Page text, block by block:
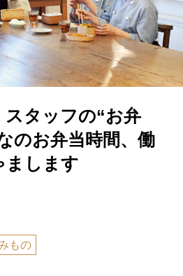
スタッフの“お弁
のお弁当時間、働
まします
もの